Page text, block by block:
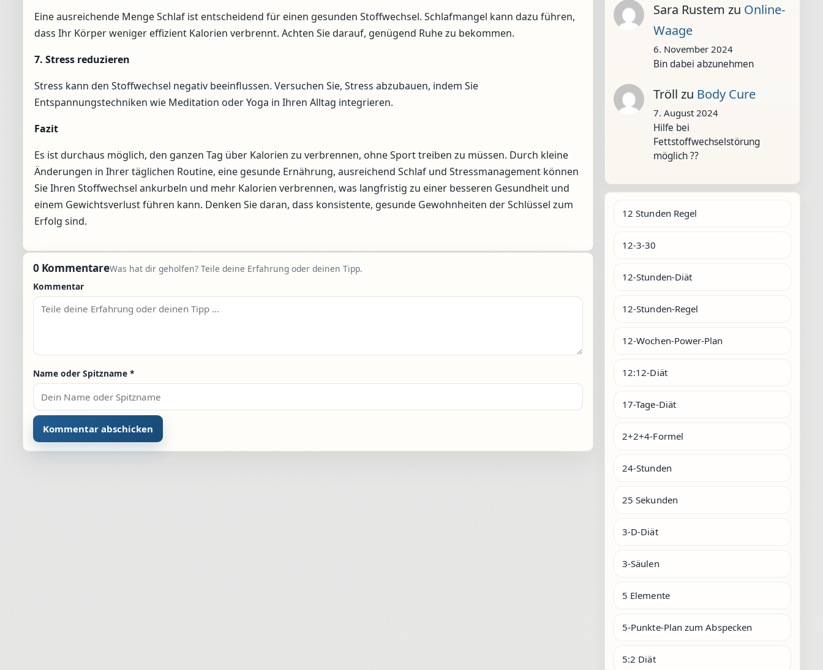
Eine ausreichende Menge Schlaf ist entscheidend für einen gesunden Stoffwechsel. Schlafmangel kann dazu führen,
dass Ihr Körper weniger effizient Kalorien verbrennt. Achten Sie darauf, genügend Ruhe zu bekommen.
7. Stress reduzieren
Stress kann den Stoffwechsel negativ beeinflussen. Versuchen Sie, Stress abzubauen, indem Sie
Entspannungstechniken wie Meditation oder Yoga in Ihren Alltag integrieren.
Fazit
Es ist durchaus möglich, den ganzen Tag über Kalorien zu verbrennen, ohne Sport treiben zu müssen. Durch kleine
Änderungen in Ihrer täglichen Routine, eine gesunde Ernährung, ausreichend Schlaf und Stressmanagement können
Sie Ihren Stoffwechsel ankurbeln und mehr Kalorien verbrennen, was langfristig zu einer besseren Gesundheit und
einem Gewichtsverlust führen kann. Denken Sie daran, dass konsistente, gesunde Gewohnheiten der Schlüssel zum
Erfolg sind.
0 KommentareWas hat dir geholfen? Teile deine Erfahrung oder deinen Tipp.
Kommentar
Name oder Spitzname *
Sara Rustem zu Online-
Waage
6. November 2024
Bin dabei abzunehmen
Tröll zu Body Cure
7. August 2024
Hilfe bei
Fettstoffwechselstörung
möglich ??
12 Stunden Regel
12-3-30
12-Stunden-Diät
12-Stunden-Regel
12-Wochen-Power-Plan
12:12-Diät
17-Tage-Diät
2+2+4-Formel
24-Stunden
25 Sekunden
3-D-Diät
3-Säulen
5 Elemente
5-Punkte-Plan zum Abspecken
5:2 Diät